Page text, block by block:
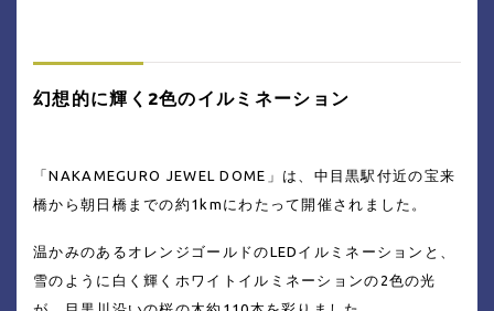
幻想的に輝く2色のイルミネーション
「NAKAMEGURO JEWEL DOME」は、中目黒駅付近の宝来
橋から朝日橋までの約1kmにわたって開催されました。
温かみのあるオレンジゴールドのLEDイルミネーションと、
雪のように白く輝くホワイトイルミネーションの2色の光